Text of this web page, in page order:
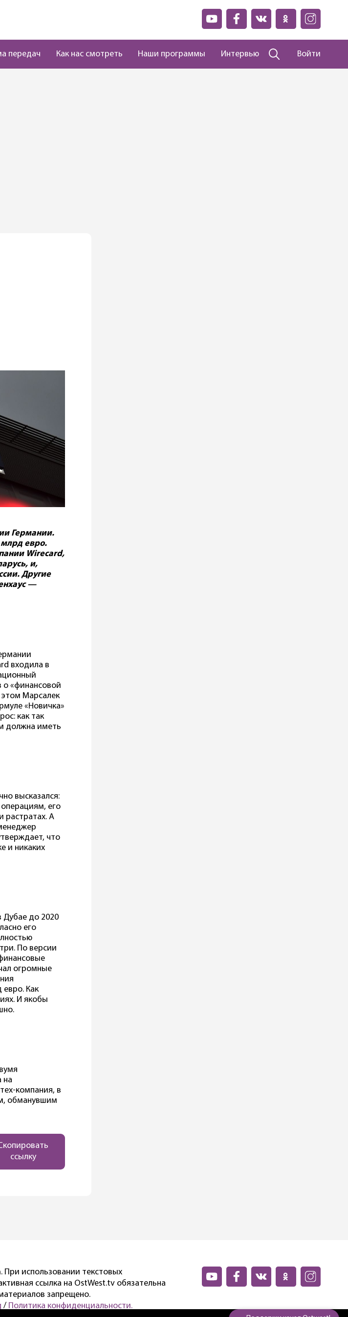
передач Как нас смотреть Наши программы Интервью Войти
Германии.
евро.
Wirecard,
и,
Другие
—
входила в
о «финансовой
Марсалек
«Новичка»
как так
должна иметь
высказался:
его
растратах. А
что
и никаких
Дубае до 2020
его
По версии
огромные
евро. Как
И якобы
на
компания, в
обманувшим
ссылку
При использовании текстовых
ссылка на OstWest.tv обязательна
запрещено.
/ Политика конфиденциальности.